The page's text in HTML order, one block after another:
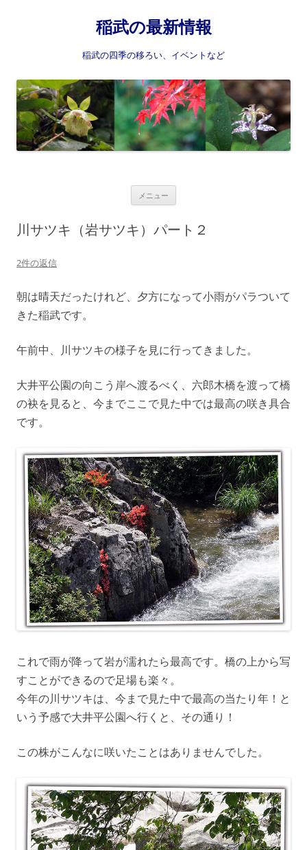
稲武の最新情報
稲武の四季の移ろい、イベントなど
メニュー
ン
ツ
川サツキ（岩サツキ）パート２
2件の返信
朝は晴天だったけれど、夕方になって小雨がパラついて
きた稲武です。
午前中、川サツキの様子を見に行ってきました。
大井平公園の向こう岸へ渡るべく、六郎木橋を渡って橋
の袂を見ると、今までここで見た中では最高の咲き具合
です。
これで雨が降って岩が濡れたら最高です。橋の上から写
すことができるので足場も楽々。
今年の川サツキは、今まで見た中で最高の当たり年！と
いう予感で大井平公園へ行くと、その通り！
この株がこんなに咲いたことはありませんでした。